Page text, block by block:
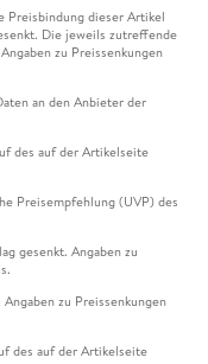
Preisbindung dieser Artikel
Die jeweils zutreffende
zu Preissenkungen
an den Anbieter der
des auf der Artikelseite
Preisempfehlung (UVP) des
gesenkt. Angaben zu
zu Preissenkungen
des auf der Artikelseite